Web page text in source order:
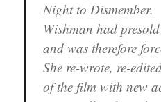
Night to Dismember.
Wishman had
and was therefore
She re-wrote, re-
of the film with new